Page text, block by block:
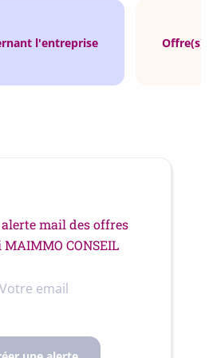
l'entreprise Offre(s)
mail des offres
CONSEIL